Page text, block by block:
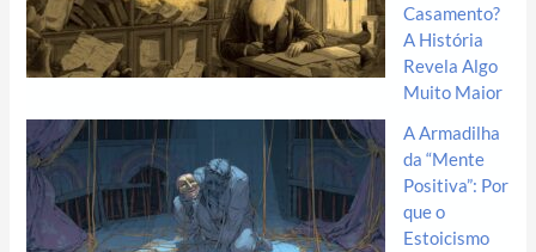
Casamento?
A História
Revela Algo
Muito Maior
A Armadilha
da “Mente
Positiva”: Por
que o
Estoicismo